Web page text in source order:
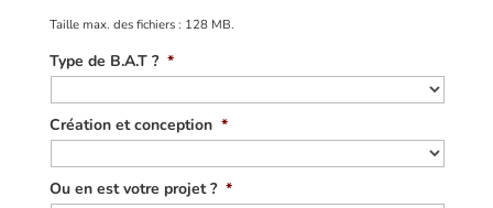
Taille max. des fichiers : 128 MB.
Type de B.A.T ? *
Création et conception *
Ou en est votre projet ? *